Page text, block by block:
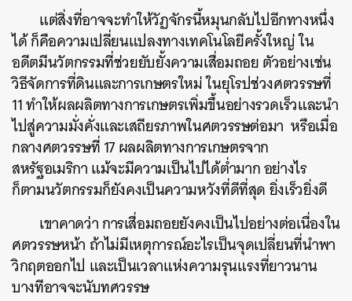
แต่สิ่งที่อาจจะทำให้วัฏจักรนี้หมุนกลับไปอีกทางหนึ่ง
ได้ก็คือความเปลี่ยนแปลงทางเทคโนโลยีครั้งใหญ่ใน
อดีตมีนวัตกรรมที่ช่วยยับยั้งความเสื่อมถอยตัวอย่างเช่น
วิธีจัดการที่ดินและการเกษตรใหม่ในยุโรปช่วงศตวรรษที่
11ทำให้ผลผลิตทางการเกษตรเพิ่มขึ้นอย่างรวดเร็วและนำ
ไปสู่ความมั่งคั่งและเสถียรภาพในศตวรรษต่อมา หรือเมื่อ
กลางศตวรรษที่17ผลผลิตทางการเกษตรจาก
สหรัฐอเมริกาแม้จะมีความเป็นไปได้ต่ำมากอย่างไร
ก็ตามนวัตกรรมก็ยังคงเป็นความหวังที่ดีที่สุดยิ่งเร็วยิ่งดี
เขาคาดว่าการเสื่อมถอยยังคงเป็นไปอย่างต่อเนื่องใน
ศตวรรษหน้า ถ้าไม่มีเหตุการณ์อะไรเป็นจุดเปลี่ยนที่นำพา
วิกฤตออกไป และเป็นเวลาแห่งความรุนแรงที่ยาวนาน
บางทีอาจจะนับทศวรรษ